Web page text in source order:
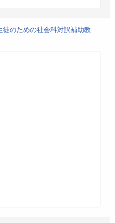
のための社会科対訳補助教